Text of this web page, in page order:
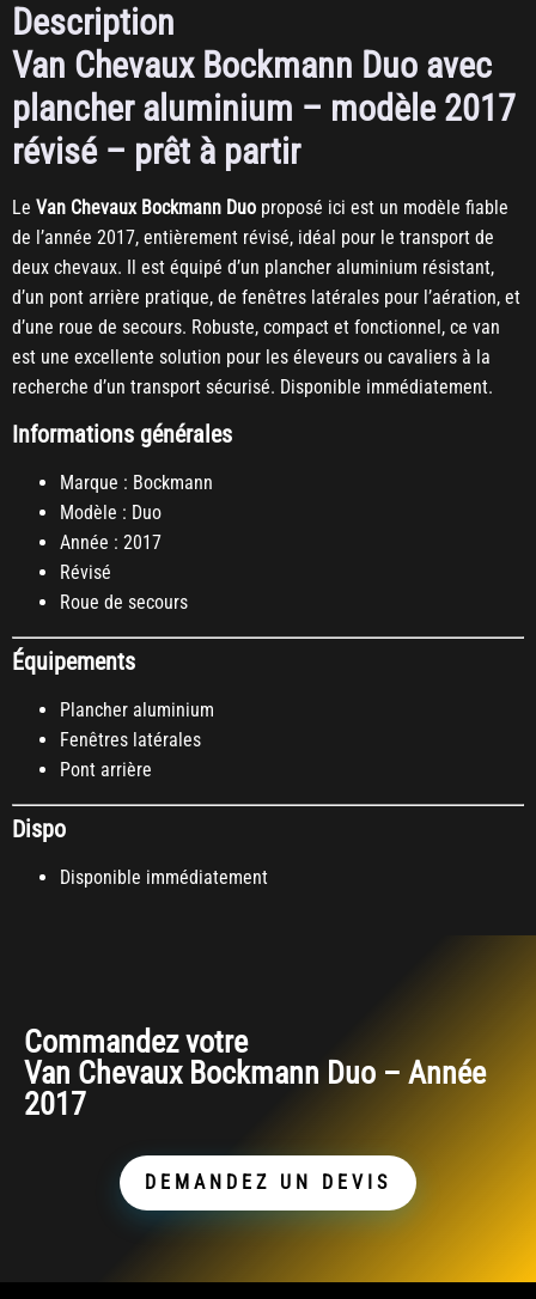
Description
Van Chevaux Bockmann Duo avec
plancher aluminium – modèle 2017
révisé – prêt à partir
Le Van Chevaux Bockmann Duo proposé ici est un modèle fiable
de l’année 2017, entièrement révisé, idéal pour le transport de
deux chevaux. Il est équipé d’un plancher aluminium résistant,
d’un pont arrière pratique, de fenêtres latérales pour l’aération, et
d’une roue de secours. Robuste, compact et fonctionnel, ce van
est une excellente solution pour les éleveurs ou cavaliers à la
recherche d’un transport sécurisé. Disponible immédiatement.
Informations générales
Marque : Bockmann
Modèle : Duo
Année : 2017
Révisé
Roue de secours
Équipements
Plancher aluminium
Fenêtres latérales
Pont arrière
Dispo
Disponible immédiatement
Commandez votre
Van Chevaux Bockmann Duo – Année
2017
DEMANDEZ UN DEVIS